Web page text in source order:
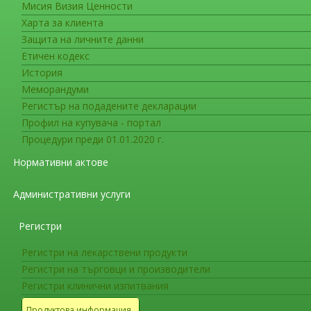
Мисия Визия Ценности
Харта за клиента
Защита на личните данни
Етичен кодекс
История
Меморандуми
Регистър на подадените декларации
Профил на купувача - портал
Процедури преди 01.01.2020 г.
Нормативни актове
Административни услуги
Регистри
Регистри на лекарствени продукти
Регистри на търговци и производители
Регистри клинични изпитвания
Пряко съобщение до медицинските
RoActemra (тоцилизумаб/tocilizumab) –
инжекционен разтвор за подкожно
напълнена писалка) и RoActemra 20 mg/ml
овладяване на потенциалния риск от
лекарствата биха искали да Ви уведомят за
o RoActemra 162 mg инжекционен
предварително напълнена писалка):
Подновяване на снабдяването се очаква от